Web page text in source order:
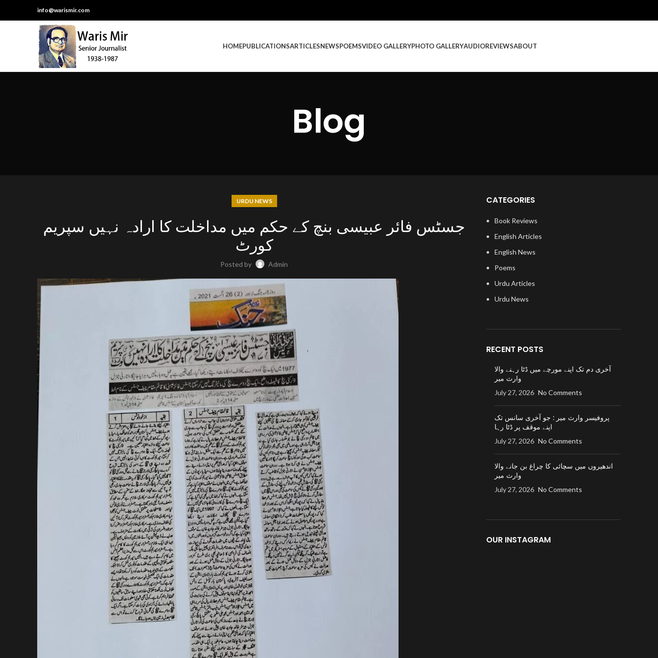
info@warismir.com
HOMEPUBLICATIONSARTICLESNEWSPOEMSVIDEO GALLERYPHOTO GALLERYAUDIOREVIEWSABOUT
Blog
URDU NEWS
جسٹس فائر عبیسی بنچ کے حکم میں مداخلت کا ارادہ نہیں سپریم
کورٹ
Posted by Admin
CATEGORIES
Book Reviews
English Articles
English News
Poems
Urdu Articles
Urdu News
RECENT POSTS
آخری دم تک اپنے مورچے میں ڈٹا رہنے والا
وارث میر
July 27, 2026 No Comments
پروفیسر وارث میر : جو آخری سانس تک
اپنے موقف پر ڈٹا رہا
July 27, 2026 No Comments
اندھیروں میں سچائی کا چراغ بن جانے والا
وارث میر
July 27, 2026 No Comments
OUR INSTAGRAM